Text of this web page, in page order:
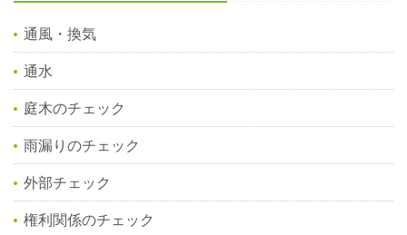
通風・換気
通水
庭木のチェック
雨漏りのチェック
外部チェック
権利関係のチェック